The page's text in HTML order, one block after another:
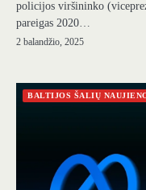
policijos viršininko
pareigas 2020…
2 balandžio, 2025
BALTIJOS ŠALIŲ